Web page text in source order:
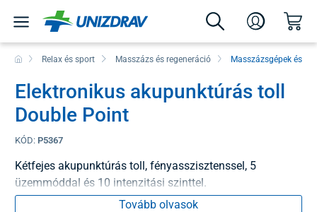
Relax és sport Masszázs és regeneráció Masszázsgépek és
Elektronikus akupunktúrás toll
Double Point
KÓD: P5367
Kétfejes akupunktúrás toll, fényasszisztenssel, 5
üzemmóddal és 10 intenzitási szinttel.
Tovább olvasok